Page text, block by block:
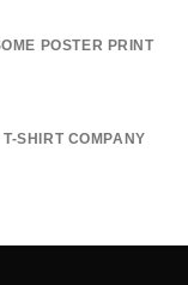
POSTER PRINT
T-SHIRT COMPANY